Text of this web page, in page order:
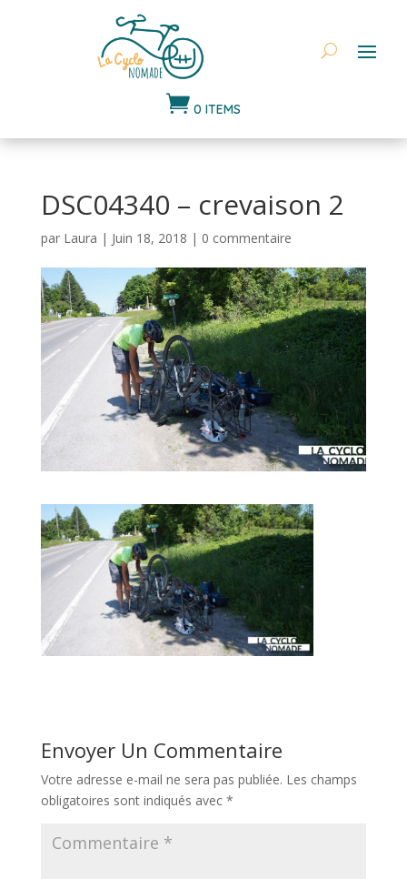
 0 ITEMS
DSC04340 – crevaison 2
par Laura | Juin 18, 2018 | 0 commentaire
Envoyer Un Commentaire
Votre adresse e-mail ne sera pas publiée. Les champs
obligatoires sont indiqués avec *